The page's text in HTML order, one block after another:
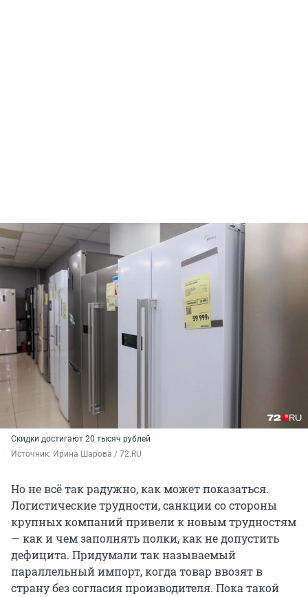
Скидки достигают 20 тысяч рублей
Источник: Ирина Шарова / 72.RU
Но не всё так радужно, как может показаться.
Логистические трудности, санкции со стороны
крупных компаний привели к новым трудностям
— как и чем заполнять полки, как не допустить
дефицита. Придумали так называемый
параллельный импорт, когда товар ввозят в
страну без согласия производителя. Пока такой